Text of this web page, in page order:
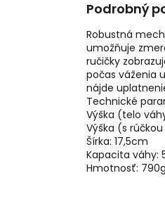
Podrobný
Robustná
umožňuje
ručičky
počas váženia
nájde
Technické
Výška (telo
Výška (s
Šírka: 17,5cm
Kapacita váhy:
Hmotnosť: 790g